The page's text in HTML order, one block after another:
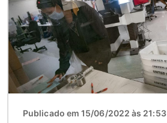
Publicado em 15/06/2022 às 21:53